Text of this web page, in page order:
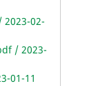
2023-02-
/ 2023-
01-11